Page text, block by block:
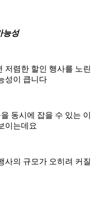
능성
저렴한 할인 행사를 노린
성이 큽니다
동시에 잡을 수 있는 이
이는데요
사의 규모가 오히려 커질